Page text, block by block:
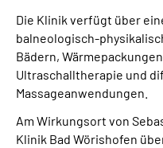
Die Klinik verfügt über
balneologisch-
Bädern,
Ultraschalltherapie und
Massageanwendungen.
Am Wirkungsort von
Klinik Bad Wörishofen